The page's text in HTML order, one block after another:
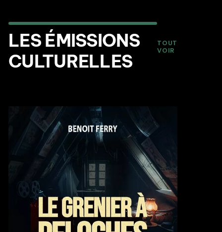
LES ÉMISSIONS
CULTURELLES
TOUT
VOIR